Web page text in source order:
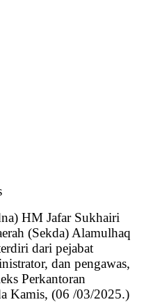
HM Jafar Sukhairi
(Sekda) Alamulhaq
dari pejabat
dan pengawas,
Perkantoran
Kamis, (06 /03/2025.)